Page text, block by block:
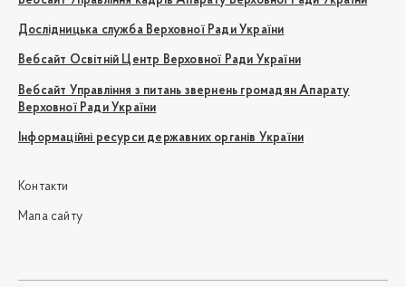
Дослідницька служба Верховної Ради України
Вебсайт Освітній Центр Верховної Ради України
Вебсайт Управління з питань звернень громадян Апарату
Верховної Ради України
Інформаційні ресурси державних органів України
Контакти
Мапа сайту